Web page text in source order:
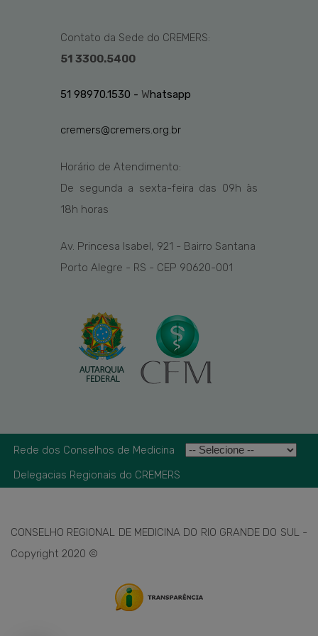
Contato da Sede do CREMERS:
51 3300.5400
51 98970.1530 - Whatsapp
cremers@cremers.org.br
Horário de Atendimento:
De segunda a sexta-feira das 09h às
18h horas
Av. Princesa Isabel, 921 - Bairro Santana
Porto Alegre - RS - CEP 90620-001
Rede dos Conselhos de Medicina
Delegacias Regionais do CREMERS
CONSELHO REGIONAL DE MEDICINA DO RIO GRANDE DO SUL -
Copyright 2020 ©